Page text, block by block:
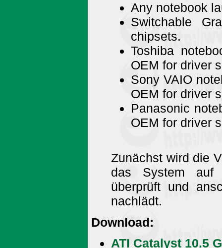
Any notebook
Switchable
chipsets.
Toshiba
OEM for driver
Sony VAIO
OEM for driver
Panasonic
OEM for driver
Zunächst wird die
das System auf
überprüft und
nachlädt.
Download:
ATI Catalyst 10.5